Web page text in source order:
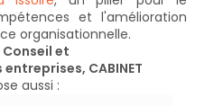
et l'amélioration
organisationnelle.
Conseil et
CABINET
aussi :